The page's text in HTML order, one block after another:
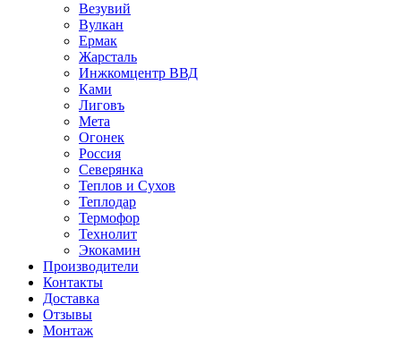
Везувий
Вулкан
Ермак
Жарсталь
Инжкомцентр ВВД
Ками
Лиговъ
Мета
Огонек
Россия
Северянка
Теплов и Сухов
Теплодар
Термофор
Технолит
Экокамин
Производители
Контакты
Доставка
Отзывы
Монтаж